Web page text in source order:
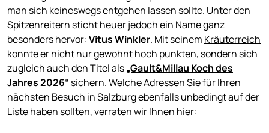
man sich keineswegs entgehen lassen sollte. Unter den
Spitzenreitern sticht heuer jedoch ein Name ganz
besonders hervor:Vitus Winkler. Mit seinem Kräuterreich
konnte er nicht nur gewohnt hoch punkten, sondern sich
zugleich auch den Titel als„Gault&Millau Koch des
Jahres 2026“ sichern. Welche Adressen Sie für Ihren
nächsten Besuch in Salzburg ebenfalls unbedingt auf der
Liste haben sollten, verraten wir Ihnen hier: